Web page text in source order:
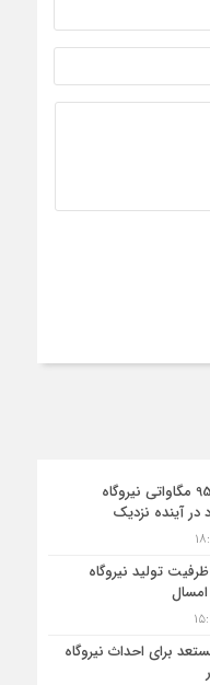
بهره‌برداری ظرفیت 95 مگاواتی نیروگاه
آینده نزدیک
ظرفیت تولید نیروگاه
امسال
مستعد برای احداث نیروگاه